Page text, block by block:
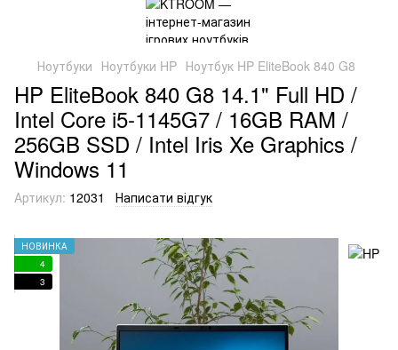
Ноутбуки Ноутбуки HP Ноутбук HP EliteBook 840 G8
HP EliteBook 840 G8 14.1" Full HD /
Intel Core i5-1145G7 / 16GB RAM /
256GB SSD / Intel Iris Xe Graphics /
Windows 11
Артикул: 12031 Написати відгук
НОВИНКА
4
3